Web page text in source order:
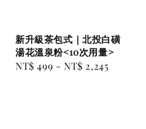
新升級茶包式｜北投白磺
湯花溫泉粉<10次用量>
Regular
NT$ 499 -NT$ 2,245